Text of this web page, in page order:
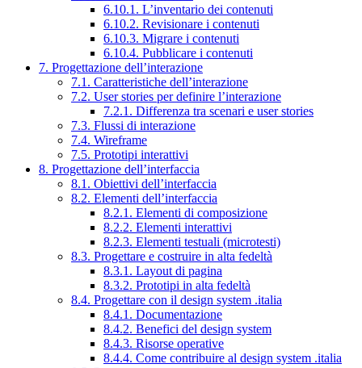
6.10.1. L’inventario dei contenuti
6.10.2. Revisionare i contenuti
6.10.3. Migrare i contenuti
6.10.4. Pubblicare i contenuti
7. Progettazione dell’interazione
7.1. Caratteristiche dell’interazione
7.2. User stories per definire l’interazione
7.2.1. Differenza tra scenari e user stories
7.3. Flussi di interazione
7.4. Wireframe
7.5. Prototipi interattivi
8. Progettazione dell’interfaccia
8.1. Obiettivi dell’interfaccia
8.2. Elementi dell’interfaccia
8.2.1. Elementi di composizione
8.2.2. Elementi interattivi
8.2.3. Elementi testuali (microtesti)
8.3. Progettare e costruire in alta fedeltà
8.3.1. Layout di pagina
8.3.2. Prototipi in alta fedeltà
8.4. Progettare con il design system .italia
8.4.1. Documentazione
8.4.2. Benefici del design system
8.4.3. Risorse operative
8.4.4. Come contribuire al design system .italia